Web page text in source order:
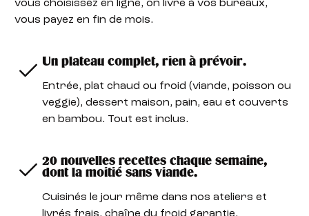
vous choisissez en ligne, on livre à vos bureaux,
vous payez en fin de mois.
Un plateau complet, rien à prévoir.
Entrée, plat chaud ou froid (viande, poisson ou
veggie), dessert maison, pain, eau et couverts
en bambou. Tout est inclus.
20 nouvelles recettes chaque semaine,
dont la moitié sans viande.
Cuisinés le jour même dans nos ateliers et